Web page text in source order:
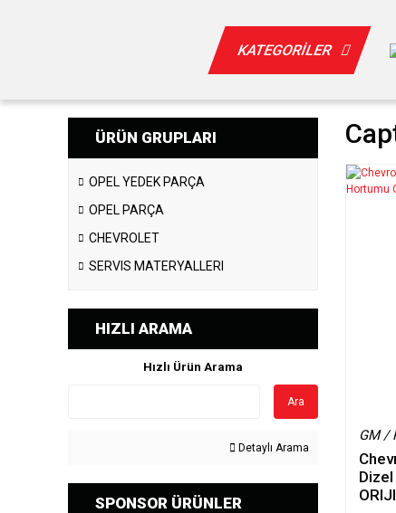
KATEGORİLER
ÜRÜN GRUPLARI
OPEL YEDEK PARÇA
OPEL PARÇA
CHEVROLET
SERVIS MATERYALLERI
HIZLI ARAMA
Hızlı Ürün Arama
Ara
Detaylı Arama
SPONSOR ÜRÜNLER
GM /